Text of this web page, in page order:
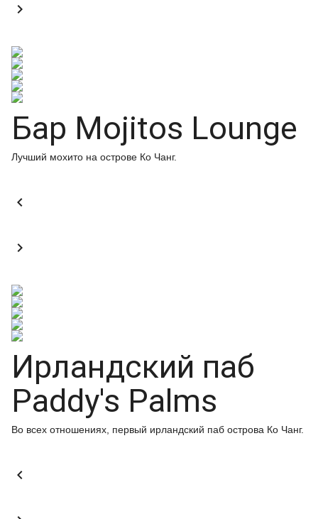

Бар Mojitos Lounge
Лучший мохито на острове Ко Чанг.


Ирландский паб
Paddy's Palms
Во всех отношениях, первый ирландский паб острова Ко Чанг.
